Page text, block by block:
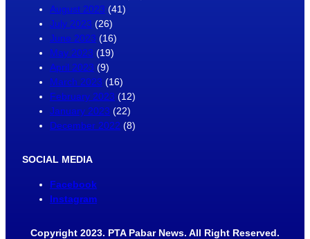
August 2023 (41)
July 2023 (26)
June 2023 (16)
May 2023 (19)
April 2023 (9)
March 2023 (16)
February 2023 (12)
January 2023 (22)
December 2022 (8)
SOCIAL MEDIA
Facebook
Instagram
Copyright 2023. PTA Pabar News. All Right Reserved.